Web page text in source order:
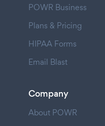
POWR Business
Plans & Pricing
HIPAA Forms
Email Blast
Company
About POWR